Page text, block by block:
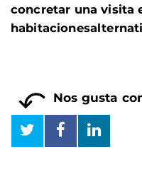
concretar una visita
Nos gusta